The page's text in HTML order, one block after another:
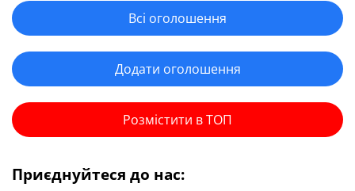
Всі оголошення
Додати оголошення
Розмістити в ТОП
Приєднуйтеся до нас: